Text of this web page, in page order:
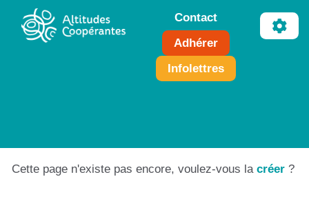
Contact
Adhérer
Infolettres
Cette page n'existe pas encore, voulez-vous la créer ?